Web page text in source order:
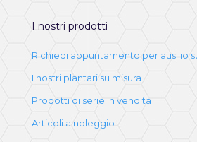
I nostri prodotti
Richiedi appuntamento per ausilio
I nostri plantari su misura
Prodotti di serie in vendita
Articoli a noleggio